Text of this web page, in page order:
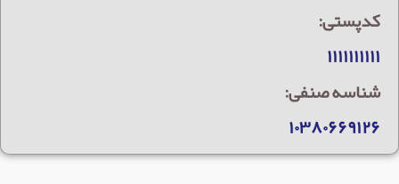
کدپستی:
۱۱۱۱۱۱۱۱۱۱
شناسه صنفی:
۱۰۳۸۰۶۶۹۱۲۶